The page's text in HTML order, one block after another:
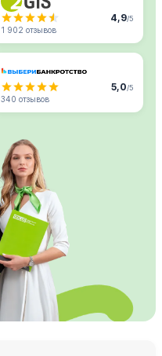
4,9/5
1 902 отзывов
5,0/5
340 отзывов